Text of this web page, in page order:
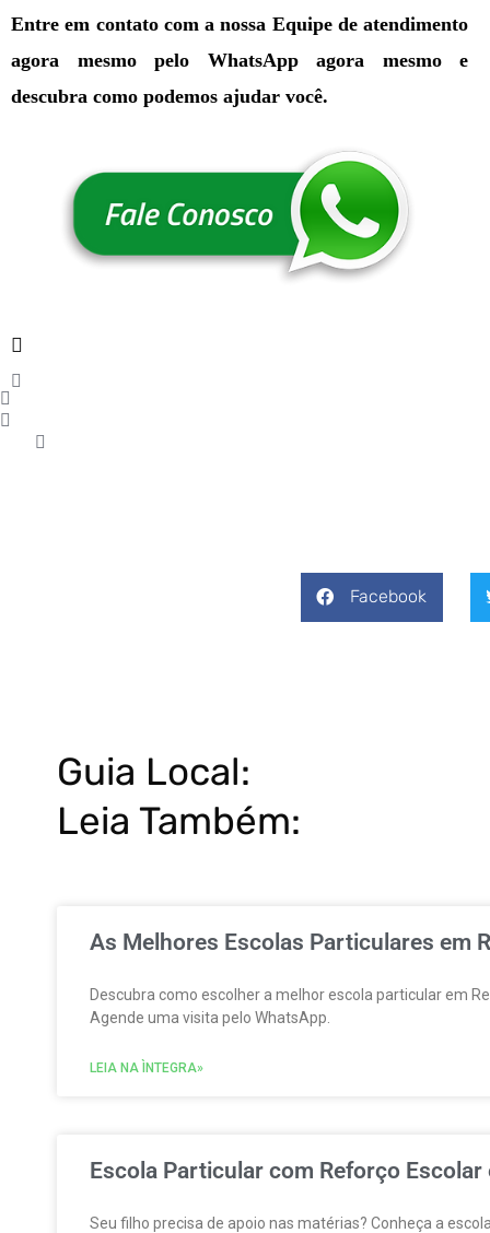
Entre em contato com a nossa Equipe de atendimento
agora mesmo pelo WhatsApp agora mesmo e
descubra como podemos ajudar você.
Facebook
Guia Local:
Leia Também:
As Melhores Escolas Particulares em
Descubra como escolher a melhor escola particular em
Agende uma visita pelo WhatsApp.
LEIA NA ÌNTEGRA»
Escola Particular com Reforço
Seu filho precisa de apoio nas matérias? Conheça a